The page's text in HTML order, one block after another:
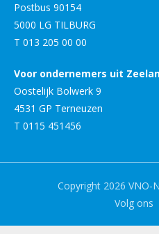
Postbus 90154
5000 LG TILBURG
T 013 205 00 00
Voor ondernemers uit
Oostelijk Bolwerk 9
4531 GP Terneuzen
T 0115 451456
Copyright 2026 VNO-
Volg ons